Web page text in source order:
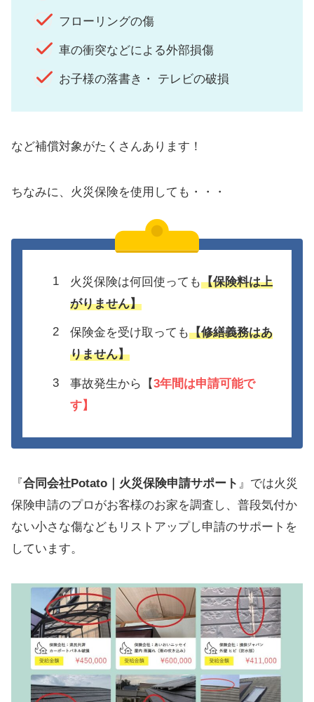
フローリングの傷
車の衝突などによる外部損傷
お子様の落書き・ テレビの破損
など補償対象がたくさんあります！
ちなみに、火災保険を使用しても・・・
火災保険は何回使っても【保険料は上
がりません】
保険金を受け取っても【修繕義務はあ
りません】
事故発生から【3年間は申請可能で
す】
『 合同会社Potato｜火災保険申請サポート 』では火災
保険申請のプロがお客様のお家を調査し、普段気付か
ない小さな傷などもリストアップし申請のサポートを
しています。